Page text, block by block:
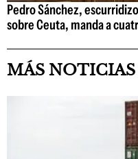
Pedro Sánchez,
sobre Ceuta, manda a
MÁS NOTICIAS